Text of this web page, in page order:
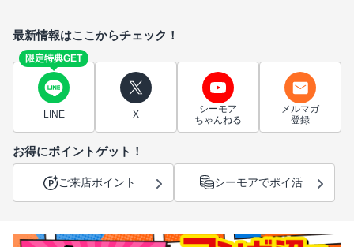
最新情報はここからチェック！
限定特典GET
LINE X
シーモア
ちゃんねる
メルマガ
登録
お得にポイントゲット！
ご来店ポイント シーモアでポイ活